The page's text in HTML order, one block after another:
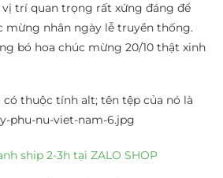
trí quan trọng rất xứng đáng để
mừng nhân ngày lễ truyền thống.
bó hoa chúc mừng 20/10 thật xinh
ship 2-3h tại ZALO SHOP